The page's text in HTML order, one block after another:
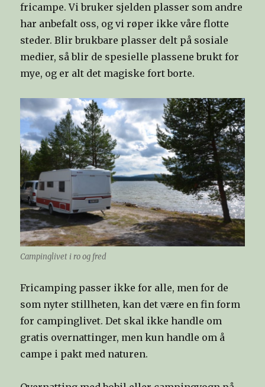
fricampe. Vi bruker sjelden plasser som andre
har anbefalt oss, og vi røper ikke våre flotte
steder. Blir brukbare plasser delt på sosiale
medier, så blir de spesielle plassene brukt for
mye, og er alt det magiske fort borte.
Campinglivet i ro og fred
Fricamping passer ikke for alle, men for de
som nyter stillheten, kan det være en fin form
for campinglivet. Det skal ikke handle om
gratis overnattinger, men kun handle om å
campe i pakt med naturen.